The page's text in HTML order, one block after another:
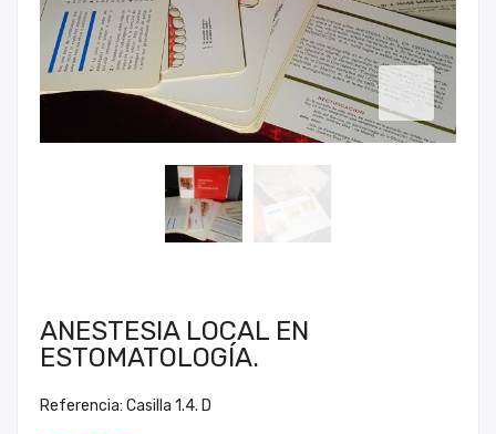
ANESTESIA LOCAL EN
ESTOMATOLOGÍA.
Referencia: Casilla 1.4. D